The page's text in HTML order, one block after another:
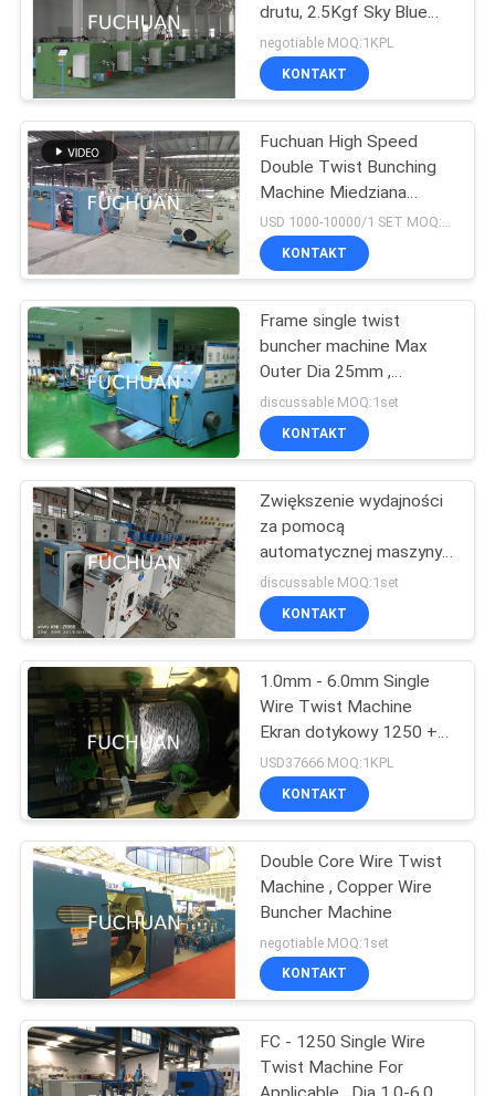
FABRYCE
KONTROLA
JAKOŚCI
SKONTAKTUJ
SIĘ
NAMI
AKTUALNOŚCI
PRZYPADKI
SITEMAP
PRIVACY
POLICY
drutu, 2.5Kgf Sky Blue
Wire Buncher Machine
negotiable MOQ:1KPL
KONTAKT
Fuchuan High Speed
Double Twist Bunching
Machine Miedziana
Maszyna do skręcania
drutu
USD 1000-10000/1 SET MOQ:1 SET
KONTAKT
Frame single twist
buncher machine Max
Outer Dia 25mm ,
500rpm
discussable MOQ:1set
KONTAKT
Zwiększenie wydajności
za pomocą
automatycznej maszyny
do skręcania drutu
Prędkości 1800-3000
m/min
discussable MOQ:1set
KONTAKT
1.0mm - 6.0mm Single
Wire Twist Machine
Ekran dotykowy 1250 +
PLC + magnetyczne
sprzęgło proszkowe
USD37666 MOQ:1KPL
KONTAKT
Double Core Wire Twist
Machine , Copper Wire
Buncher Machine
negotiable MOQ:1set
KONTAKT
FC - 1250 Single Wire
Twist Machine For